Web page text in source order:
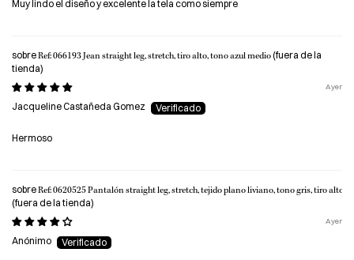
Muy lindo el diseño y excelente la tela como siempre
Ref: 066193 Jean straight leg, stretch, tiro alto, tono azul medio
Ayer
Jacqueline Castañeda Gomez
Hermoso
Ref: 0620525 Pantalón straight leg, stretch, tejido plano liviano, tono gris, tiro alto
Ayer
Anónimo